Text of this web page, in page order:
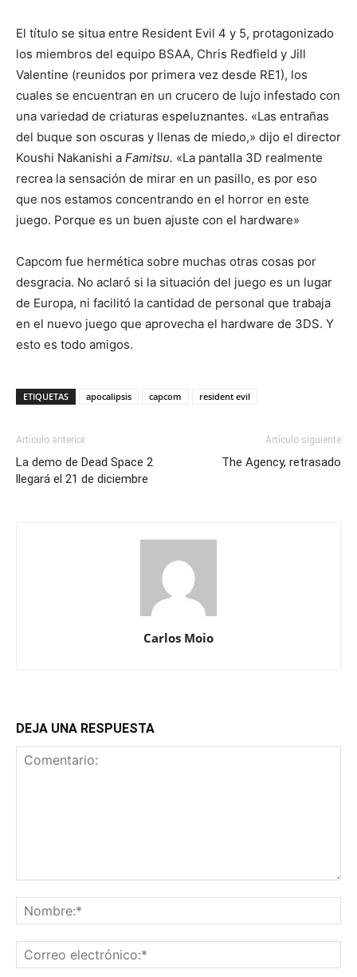
El título se situa entre Resident Evil 4 y 5, protagonizado
los miembros del equipo BSAA, Chris Redfield y Jill
Valentine (reunidos por primera vez desde RE1), los
cuales se encuentran en un crucero de lujo infestado con
una variedad de criaturas espeluznantes. «Las entrañas
del buque son oscuras y llenas de miedo,» dijo el director
Koushi Nakanishi a Famitsu. «La pantalla 3D realmente
recrea la sensación de mirar en un pasillo, es por eso
que nos estamos concentrando en el horror en este
juego. Porque es un buen ajuste con el hardware»
Capcom fue hermética sobre muchas otras cosas por
desgracia. No aclaró si la situación del juego es un lugar
de Europa, ni facilitó la cantidad de personal que trabaja
en el nuevo juego que aprovecha el hardware de 3DS. Y
esto es todo amigos.
ETIQUETAS apocalipsis capcom resident evil
Artículo anterior
La demo de Dead Space 2
llegará el 21 de diciembre
Artículo siguiente
The Agency, retrasado
Carlos Moio
DEJA UNA RESPUESTA